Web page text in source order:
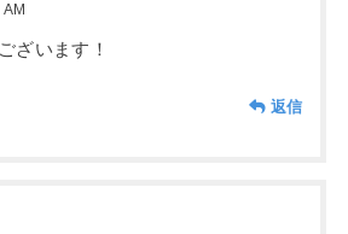
ざいます！
返信